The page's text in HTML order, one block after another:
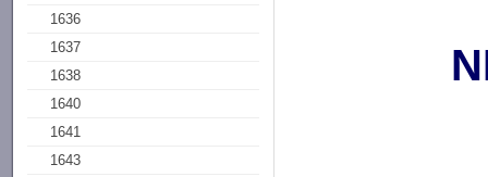
1636
1637
1638
1640
1641
1643